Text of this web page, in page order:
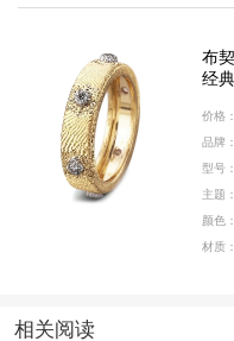
点；Macri Positano系
云朵般的简洁美感。
情，自推出以来便成为
布
经
价格：
品牌：
型号：
主题：
颜色：
材质：
相关阅读